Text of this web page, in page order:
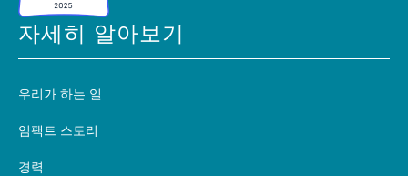
자세히 알아보기
우리가 하는 일
임팩트 스토리
경력